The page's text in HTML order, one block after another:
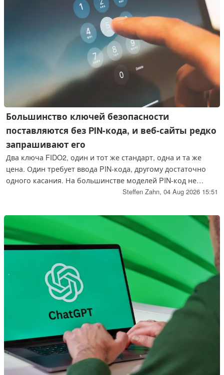
Большинство ключей безопасности
поставляются без PIN-кода, и веб-сайты редко
запрашивают его
Два ключа FIDO2, один и тот же стандарт, одна и та же
цена. Один требует ввода PIN-кода, другому достаточно
одного касания. На большинстве моделей PIN-код не
устанавливается на заводе, и решение о том, запрашивать
веб-сайта. Мы ознакомились с руководствами по
эксплуатации от компаний Yubico, Token2, Nitrokey, OnlyKey,
Feitian и Google.
Steffen Zahn, 04 Aug 2026 15:51